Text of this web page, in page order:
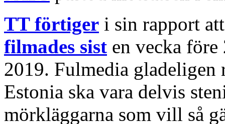
TT förtiger i sin rapport
filmades sist en vecka före
2019. Fulmedia gladeligen
Estonia ska vara delvis
mörkläggarna som vill så